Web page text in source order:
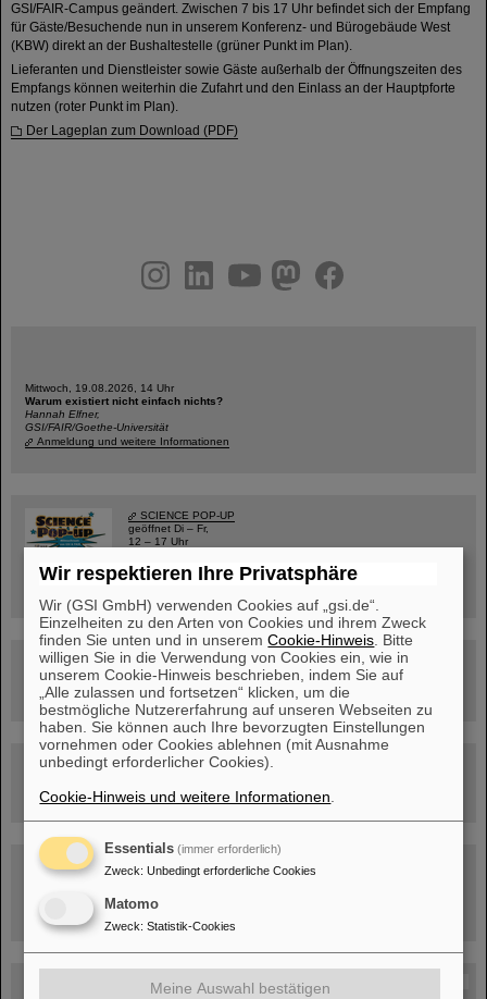
GSI/FAIR-Campus geändert. Zwischen 7 bis 17 Uhr befindet sich der Empfang
für Gäste/Besuchende nun in unserem Konferenz- und Bürogebäude West
(KBW) direkt an der Bushaltestelle (grüner Punkt im Plan).
Lieferanten und Dienstleister sowie Gäste außerhalb der Öffnungszeiten des
Empfangs können weiterhin die Zufahrt und den Einlass an der Hauptpforte
nutzen (roter Punkt im Plan).
Der Lageplan zum Download (PDF)
youtubehelmholtz.socialfacebook
Mittwoch, 19.08.2026, 14 Uhr
Warum existiert nicht einfach nichts?
Hannah Elfner,
GSI/FAIR/Goethe-Universität
Anmeldung und weitere Informationen
SCIENCE POP-UP
geöffnet Di – Fr,
12 – 17 Uhr
Ernst-Ludwig-Str. 22
Innenstadt Darmstadt
FAIR-Trailer: Der Weg der Teilchen durch die
Beschleunigeranlage
Rundflug über die FAIR-Baustelle
Besichtigung von GSI/FAIR –
jetzt Termin buchen!
Wir respektieren Ihre Privatsphäre
Wir (GSI GmbH) verwenden Cookies auf „gsi.de“.
Einzelheiten zu den Arten von Cookies und ihrem Zweck
finden Sie unten und in unseremCookie-Hinweis . Bitte
willigen Sie in die Verwendung von Cookies ein, wie in
unserem Cookie-Hinweis beschrieben, indem Sie auf
„Alle zulassen und fortsetzen“ klicken, um die
bestmögliche Nutzererfahrung auf unseren Webseiten zu
haben. Sie können auch Ihre bevorzugten Einstellungen
vornehmen oder Cookies ablehnen (mit Ausnahme
unbedingt erforderlicher Cookies).
Cookie-Hinweis und weitere Informationen
Essentials (immer erforderlich)
Zweck: Unbedingt erforderliche Cookies
Matomo
Zweck: Statistik-Cookies
Meine Auswahl bestätigen